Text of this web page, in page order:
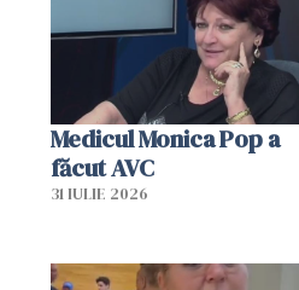
Medicul Monica Pop a
făcut AVC
31 IULIE 2026